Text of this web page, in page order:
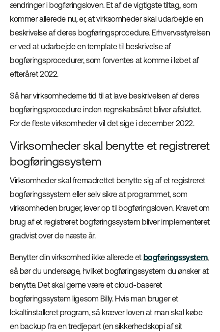
ændringer i bogføringsloven. Et af de vigtigste tiltag, som
kommer allerede nu, er, at virksomheder skal udarbejde en
beskrivelse af deres bogføringsprocedure. Erhvervsstyrelsen
er ved at udarbejde en template til beskrivelse af
bogføringsprocedurer, som forventes at komme i løbet af
efteråret 2022.
Så har virksomhederne tid til at lave beskrivelsen af deres
bogføringsprocedure inden regnskabsåret bliver afsluttet.
For de fleste virksomheder vil det sige i december 2022.
Virksomheder skal benytte et registreret
bogføringssystem
Virksomheder skal fremadrettet benytte sig af et registreret
bogføringssystem eller selv sikre at programmet, som
virksomheden bruger, lever op til bogføringsloven. Kravet om
brug af et registreret bogføringssystem bliver implementeret
gradvist over de næste år.
Benytter din virksomhed ikke allerede et bogføringssystem,
så bør du undersøge, hvilket bogføringssystem du ønsker at
benytte. Det skal gerne være et cloud-baseret
bogføringssystem ligesom Billy. Hvis man bruger et
lokaltinstalleret program, så kræver loven at man skal købe
en backup fra en tredjepart (en sikkerhedskopi af sit